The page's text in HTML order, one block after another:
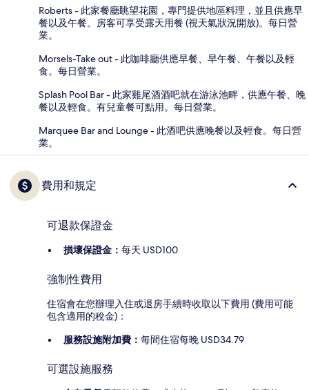
Roberts - 此家餐廳眺望花園，專門提供地區料理，並且供應早
餐以及午餐。房客可享受露天用餐 (視天氣狀況開放)。每日營
業。
Morsels-Take out - 此咖啡廳供應早餐、早午餐、午餐以及輕
食。每日營業。
Splash Pool Bar - 此家雞尾酒酒吧就在游泳池畔，供應午餐、晚
餐以及輕食。有兒童餐可點用。每日營業。
Marquee Bar and Lounge - 此酒吧供應晚餐以及輕食。每日營
業。
費用和規定
可退款保證金
損壞保證金： 每天 USD100
強制性費用
住宿會在您辦理入住或退房手續時收取以下費用 (費用可能
包含適用的稅金)：
服務設施附加費： 每間住宿每晚 USD34.79
可選設施服務